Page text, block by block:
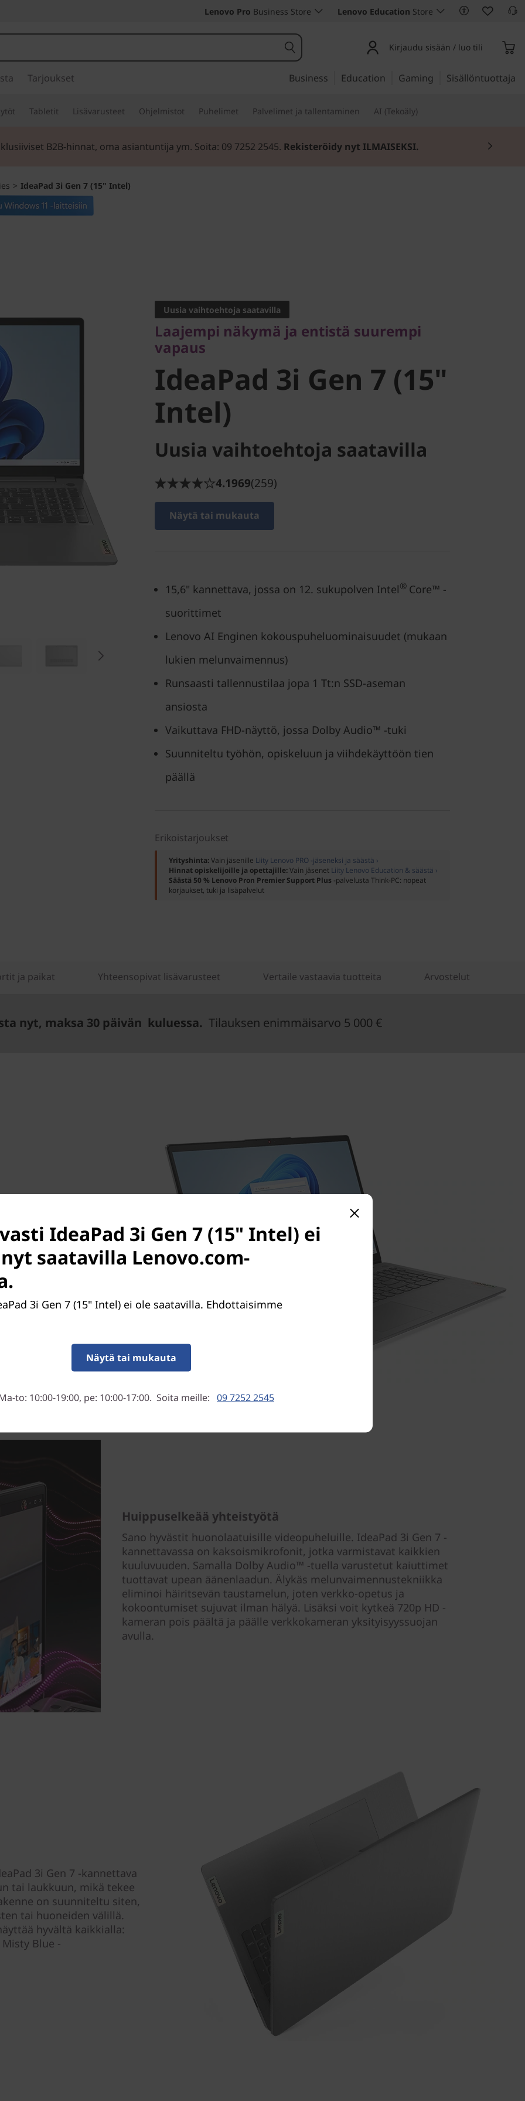
Lenovo Pro Business Store Lenovo Education Store
Kirjaudu sisään / luo tili
Tarjoukset Business Education Gaming Sisällöntuottaja
Tabletit Lisävarusteet Ohjelmistot Puhelimet Palvelimet ja tallentaminen AI (Tekoäly)
B2B-hinnat, oma asiantuntija ym. Soita: 09 7252 2545. Rekisteröidy nyt ILMAISEKSI.
> IdeaPad 3i Gen 7 (15" Intel)
vapaus
IdeaPad 3i Gen 7
(15" Intel)
Uusia vaihtoehtoja saatavilla
Laajempi näkymä ja entistä suurempi
vapaus
IdeaPad 3i Gen 7 (15"
Intel)
Uusia vaihtoehtoja saatavilla
4.1969(259)
Näytä tai mukauta
15,6" kannettava, jossa on 12. sukupolven Intel® Core™ -
suorittimet
Lenovo AI Enginen kokouspuheluominaisuudet (mukaan
lukien melunvaimennus)
Runsaasti tallennustilaa jopa 1 Tt:n SSD-aseman
ansiosta
Vaikuttava FHD-näyttö, jossa Dolby Audio™ -tuki
Suunniteltu työhön, opiskeluun ja viihdekäyttöön tien
päällä
Erikoistarjoukset
Yrityshinta:Vain jäsenille Liity Lenovo PRO -jäseneksi ja säästä ›
Hinnat opiskelijoille ja opettajille:Vain jäsenet Liity Lenovo Education & säästä ›
Säästä 50 % Lenovo Pron Premier Support Plus -palvelusta Think-PC: nopeat
korjaukset, tuki ja lisäpalvelut
ja paikat Yhteensopivat lisävarusteet Vertaile vastaavia tuotteita Arvostelut
nyt, maksa 30 päivän kuluessa. Tilauksen enimmäisarvo 5 000 €
suorituskyvystä
tilaa kaikille tiedostoillesi.
sisältävä
ja nopeus. Työpöydän
Täysillä
ja 4K-näyttöyhteyksiä.
Huippuselkeää yhteistyötä
Sano hyvästit huonolaatuisille videopuheluille. IdeaPad 3i Gen 7 -
kannettavassa on kaksoismikrofonit, jotka varmistavat kaikkien
kuuluvuuden. Samalla Dolby Audio™ -tuella varustetut kaiuttimet
tuottavat upean äänenlaadun. Älykäs melunvaimennustekniikka
eliminoi häiritsevän taustamelun, joten verkko-opetus ja
kokoontumiset sujuvat ilman hälyä. Lisäksi voit kytkeä 720p HD -
kameran pois päältä ja päälle verkkokameran yksityisyyssuojan
avulla.
3i Gen 7 -kannettava
tai laukkuun, mikä tekee
on suunniteltu siten,
tai huoneiden välillä.
hyvältä kaikkialla:
Blue -
IdeaPad 3i Gen 7 (15" Intel) ei
saatavilla Lenovo.com-
3i Gen 7 (15" Intel) ei ole saatavilla. Ehdottaisimme
Näytä tai mukauta
to: 10:00-19:00, pe: 10:00-17:00. Soita meille: 09 7252 2545